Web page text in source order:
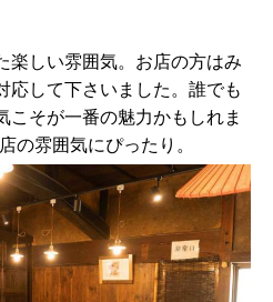
楽しい雰囲気。お店の方はみ
応して下さいました。誰でも
こそが一番の魅力かもしれま
の雰囲気にぴったり。